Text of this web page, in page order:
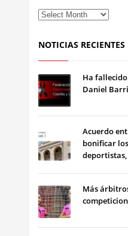
NOTICIAS RECIENTES
Ha
Daniel
Acuerdo
bonificar
Más